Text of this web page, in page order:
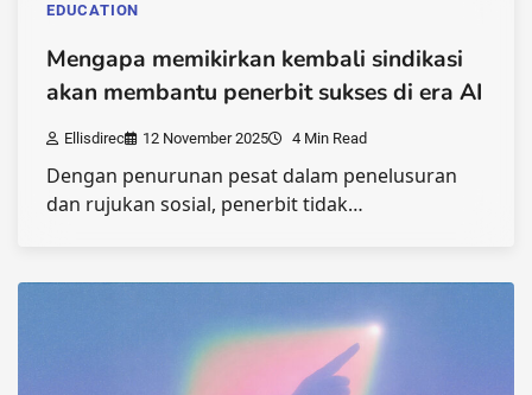
EDUCATION
Mengapa memikirkan kembali sindikasi
akan membantu penerbit sukses di era AI
Ellisdirec 12 November 2025 4 Min Read
Dengan penurunan pesat dalam penelusuran
dan rujukan sosial, penerbit tidak…